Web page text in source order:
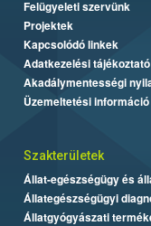
Felügyeleti szervünk
Projektek
Kapcsolódó linkek
Adatkezelési tájékoztató
Akadálymentességi
Üzemeltetési információ
Szakterületek
Állat-egészségügy és
Állategészségügyi
Állatgyógyászati